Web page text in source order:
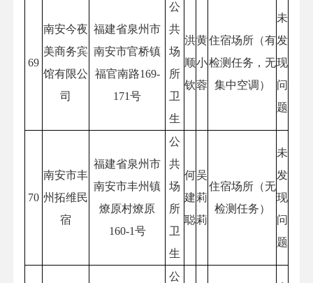
69
南安今夜
美商务宾
馆有限公
司
福建省泉州市
南安市官桥镇
福官南路169-
171号
公
共
场
所
卫
生
洪
顺
钦
黄
小
蓉
住宿场所（有
检测任务，无
集中空调）
未
发
现
问
题
70
南安市丰
州拓维民
宿
福建省泉州市
南安市丰州镇
燎原村燎原
160-1号
公
共
场
所
卫
生
何
建
聪
吴
莉
莉
住宿场所（无
检测任务）
未
发
现
问
题
公